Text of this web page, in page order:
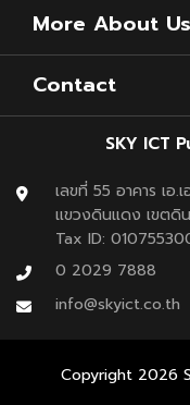
งานเฟอร์นิเจอร์ปี
28 พ.ค. – 5 มิ.ย.
แต่งบ้านลดราคาเอา
บินสุวรรณภูมิและ
ต่างจังหวัดสามารถ
More About Us
Contact
SKY ICT
เลขที่ 55 อาคาร เอ
แขวงดินแดง เขตดิ
Tax ID:
0 2029 7888
info@skyict.co.th
Copyright 2026